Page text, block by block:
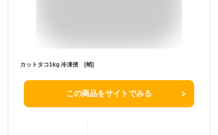
カットタコ1kg 冷凍便 [蛸]
この商品をサイトでみる